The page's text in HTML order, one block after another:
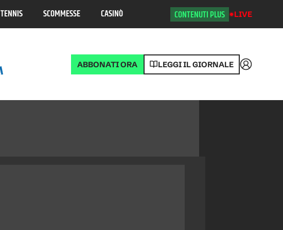
TENNIS SCOMMESSE CASINÒ CONTENUTI PLUS LIVE
ABBONATI ORA LEGGI IL GIORNALE Accedi